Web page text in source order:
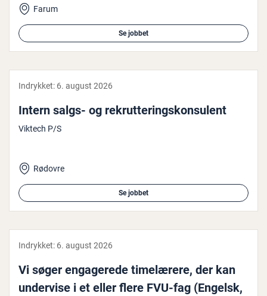
Farum
Se jobbet
Indrykket: 6. august 2026
Intern salgs- og re­k­rut­te­rings­kon­su­lent
Viktech P/S
Rødovre
Se jobbet
Indrykket: 6. august 2026
Vi søger en­ga­ge­re­de ti­me­læ­re­re, der kan
undervise i et eller flere FVU-fag (Engelsk,